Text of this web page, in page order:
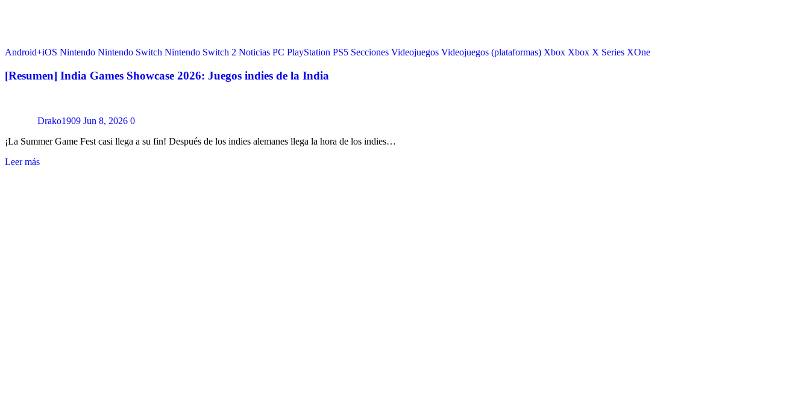
Android+iOS Nintendo Nintendo Switch Nintendo Switch 2 Noticias PC PlayStation PS5 Secciones Videojuegos Videojuegos (plataformas) Xbox Xbox X Series XOne
[Resumen] India Games Showcase 2026: Juegos indies de la India
Drako1909 Jun 8, 2026 0
¡La Summer Game Fest casi llega a su fin! Después de los indies alemanes llega la hora de los indies…
Leer más